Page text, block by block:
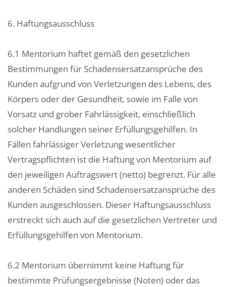
6. Haftungsausschluss
6.1 Mentorium haftet gemäß den gesetzlichen
Bestimmungen für Schadensersatzansprüche des
Kunden aufgrund von Verletzungen des Lebens, des
Körpers oder der Gesundheit, sowie im Falle von
Vorsatz und grober Fahrlässigkeit, einschließlich
solcher Handlungen seiner Erfüllungsgehilfen. In
Fällen fahrlässiger Verletzung wesentlicher
Vertragspflichten ist die Haftung von Mentorium auf
den jeweiligen Auftragswert (netto) begrenzt. Für alle
anderen Schäden sind Schadensersatzansprüche des
Kunden ausgeschlossen. Dieser Haftungsausschluss
erstreckt sich auch auf die gesetzlichen Vertreter und
Erfüllungsgehilfen von Mentorium.
6.2 Mentorium übernimmt keine Haftung für
bestimmte Prüfungsergebnisse (Noten) oder das